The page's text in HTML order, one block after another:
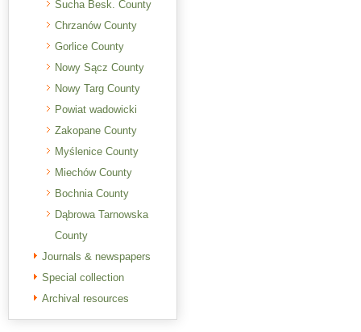
Sucha Besk. County
Chrzanów County
Gorlice County
Nowy Sącz County
Nowy Targ County
Powiat wadowicki
Zakopane County
Myślenice County
Miechów County
Bochnia County
Dąbrowa Tarnowska
County
Journals & newspapers
Special collection
Archival resources